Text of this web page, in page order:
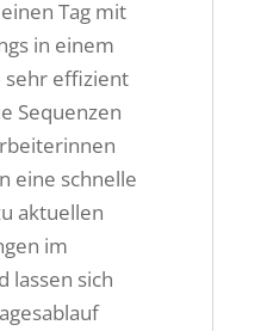
Tag mit
in einem
sehr effizient
Sequenzen
eine schnelle
aktuellen
im
lassen sich